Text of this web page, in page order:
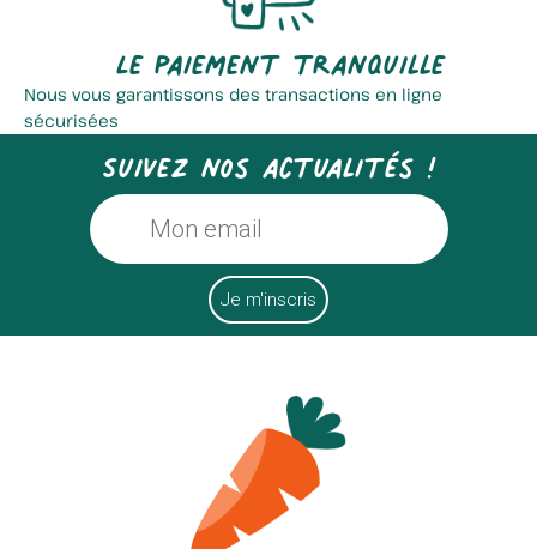
Ferme De L'aubépine
Le paiement tranquille
Nous vous garantissons des transactions en ligne
sécurisées
Suivez nos actualités !